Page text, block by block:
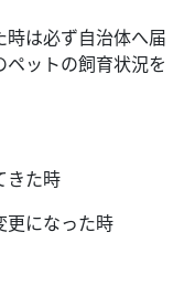
は必ず自治体へ届
ットの飼育状況を
きた時
更になった時